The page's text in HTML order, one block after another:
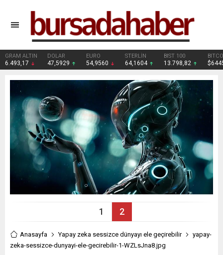
DOLAR
47,5929
EURO
54,9560
STERLİN
64,1604
BIST 100
13.798,82
BITCOIN
$64451
1 2
Anasayfa Yapay zeka sessizce dünyayı ele geçirebilir
yapay-
zeka-sessizce-dunyayi-ele-gecirebilir-1-WZLsJna8.jpg